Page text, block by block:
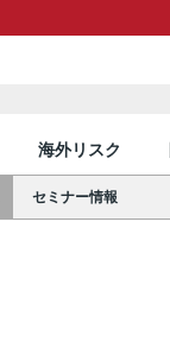
海外リスク
セミナー情報